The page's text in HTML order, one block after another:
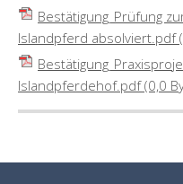
Bestätigung_Prüfung
Islandpferd absolviert.pdf
Islandpferdehof.pdf(0,0